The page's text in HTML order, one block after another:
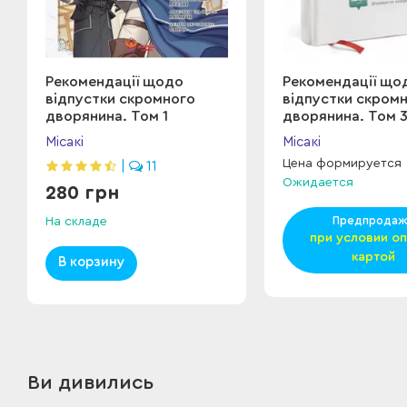
Рекомендації щодо
відпустки скромного
дворянина. Том 1
Місакі
11
280 грн
На складе
В корзину
Рекомендації
відпустки
дворянина. Том 3
Місакі
Цена формируется
Ожидается
при условии
картой
Ви дивились